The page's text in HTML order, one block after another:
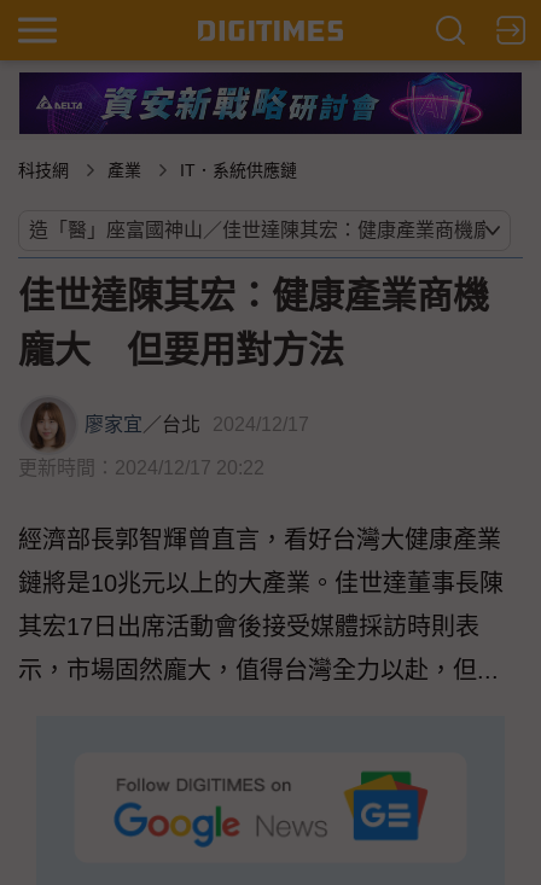
科技網 產業 IT．系統供應鏈
佳世達陳其宏：健康產業商機
龐大 但要用對方法
廖家宜／台北 2024/12/17
更新時間：2024/12/17 20:22
經濟部長郭智輝曾直言，看好台灣大健康產業
鏈將是10兆元以上的大產業。佳世達董事長陳
其宏17日出席活動會後接受媒體採訪時則表
示，市場固然龐大，值得台灣全力以赴，但...